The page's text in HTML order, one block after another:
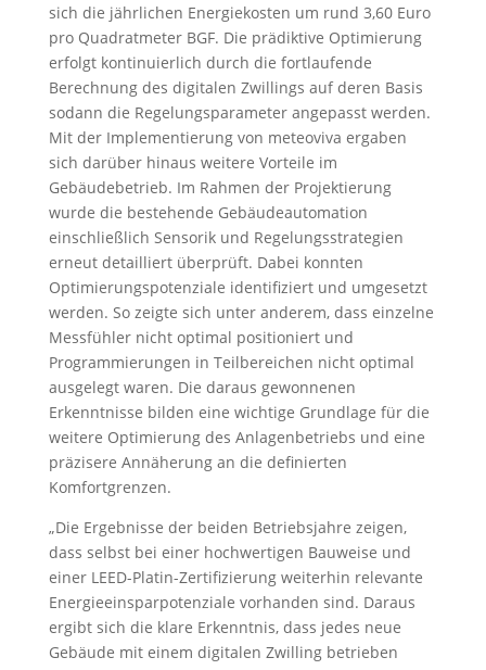
sich die jährlichen Energiekosten um rund 3,60 Euro
pro Quadratmeter BGF. Die prädiktive Optimierung
erfolgt kontinuierlich durch die fortlaufende
Berechnung des digitalen Zwillings auf deren Basis
sodann die Regelungsparameter angepasst werden.
Mit der Implementierung von meteoviva ergaben
sich darüber hinaus weitere Vorteile im
Gebäudebetrieb. Im Rahmen der Projektierung
wurde die bestehende Gebäudeautomation
einschließlich Sensorik und Regelungsstrategien
erneut detailliert überprüft. Dabei konnten
Optimierungspotenziale identifiziert und umgesetzt
werden. So zeigte sich unter anderem, dass einzelne
Messfühler nicht optimal positioniert und
Programmierungen in Teilbereichen nicht optimal
ausgelegt waren. Die daraus gewonnenen
Erkenntnisse bilden eine wichtige Grundlage für die
weitere Optimierung des Anlagenbetriebs und eine
präzisere Annäherung an die definierten
Komfortgrenzen.
„Die Ergebnisse der beiden Betriebsjahre zeigen,
dass selbst bei einer hochwertigen Bauweise und
einer LEED-Platin-Zertifizierung weiterhin relevante
Energieeinsparpotenziale vorhanden sind. Daraus
ergibt sich die klare Erkenntnis, dass jedes neue
Gebäude mit einem digitalen Zwilling betrieben